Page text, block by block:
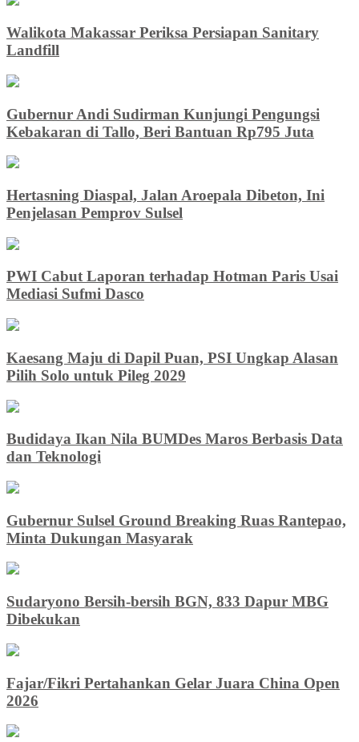
Walikota Makassar Periksa Persiapan Sanitary
Landfill
Gubernur Andi Sudirman Kunjungi Pengungsi
Kebakaran di Tallo, Beri Bantuan Rp795 Juta
Hertasning Diaspal, Jalan Aroepala Dibeton, Ini
Penjelasan Pemprov Sulsel
PWI Cabut Laporan terhadap Hotman Paris Usai
Mediasi Sufmi Dasco
Kaesang Maju di Dapil Puan, PSI Ungkap Alasan
Pilih Solo untuk Pileg 2029
Budidaya Ikan Nila BUMDes Maros Berbasis Data
dan Teknologi
Gubernur Sulsel Ground Breaking Ruas Rantepao,
Minta Dukungan Masyarak
Sudaryono Bersih-bersih BGN, 833 Dapur MBG
Dibekukan
Fajar/Fikri Pertahankan Gelar Juara China Open
2026